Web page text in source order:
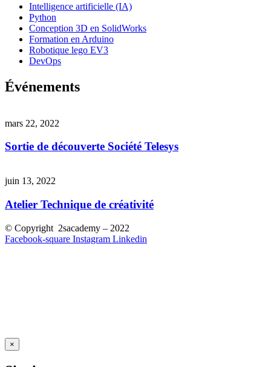
Intelligence artificielle (IA)
Python
Conception 3D en SolidWorks
Formation en Arduino
Robotique lego EV3
DevOps
Événements
mars 22, 2022
Sortie de découverte Société Telesys
juin 13, 2022
Atelier Technique de créativité
© Copyright 2sacademy – 2022
Facebook-square Instagram Linkedin
×